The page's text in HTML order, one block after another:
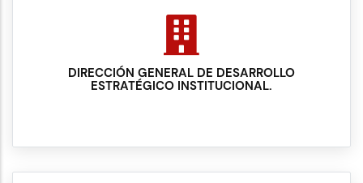
DIRECCIÓN GENERAL DE DESARROLLO
ESTRATÉGICO INSTITUCIONAL.